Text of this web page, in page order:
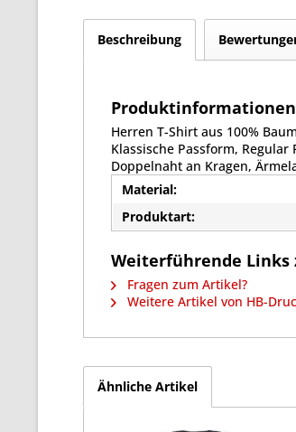
Beschreibung
Herren T-Shirt aus 100%
Klassische Passform,
Doppelnaht an Kragen,
Material:
Produktart:
Weiterführende Links
Fragen zum Artikel?
Weitere Artikel von HB-
Ähnliche Artikel